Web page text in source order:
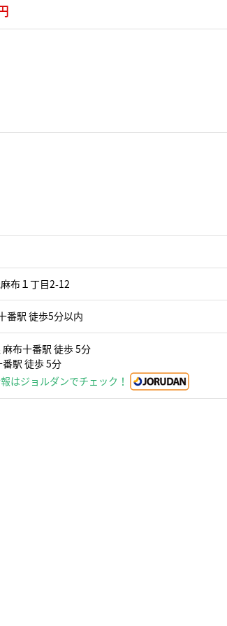
布１丁目2-12
番駅 徒歩5分以内
布十番駅 徒歩 5分
駅 徒歩 5分
はジョルダンでチェック！